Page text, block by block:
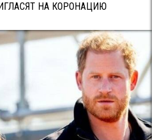
НА КОРОНАЦИЮ